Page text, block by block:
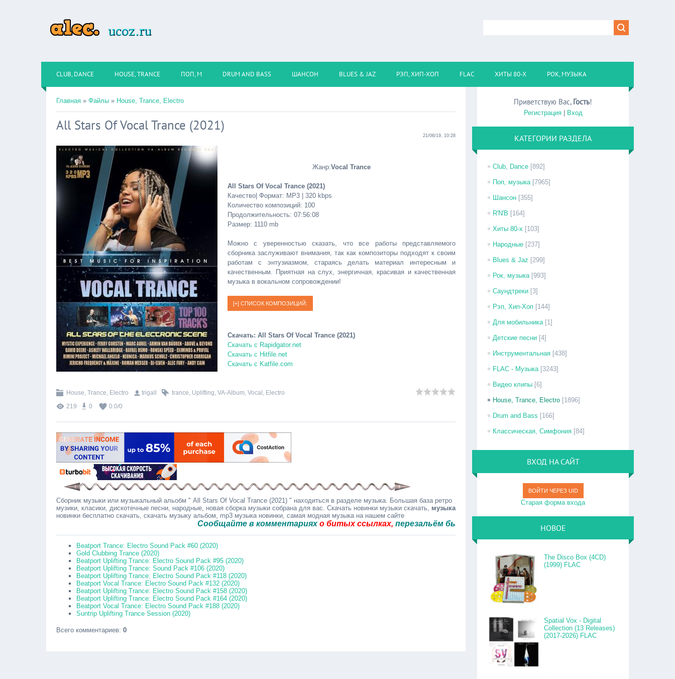
CLUB, DANCE HOUSE, TRANCE ПОП, М DRUM AND BASS ШАНСОН BLUES & JAZ РЭП, ХИП-ХОП FLAC ХИТЫ 80-Х РОК, МУЗЫКА
Главная » Файлы » House, Trance, Electro
All Stars Of Vocal Trance (2021)
21/06/19, 10:28
Жанр:Vocal Trance
All Stars Of Vocal Trance (2021)
Качество| Формат: MP3 | 320 kbps
Количество композиций: 100
Продолжительность: 07:56:08
Размер: 1110 mb
Можно с уверенностью сказать, что все работы представляемого
сборника заслуживают внимания, так как композиторы подходят к своим
работам с энтузиазмом, стараясь делать материал интересным и
качественным. Приятная на слух, энергичная, красивая и качественная
музыка в вокальном сопровождении!
Скачать: All Stars Of Vocal Trance (2021)
Скачать с Rapidgator.net
Скачать с Hitfile.net
Скачать с Katfile.com
House, Trance, Electro trigall trance, Uplifting, VA-Album, Vocal , Electro
219
0 0.0/0
Сборник музыки или музыкальный альобм " All Stars Of Vocal Trance (2021) " находиться в разделе музыка. Большая база ретро
музики, класики, дискотечные песни, народные, новая сборка музыки собрана для вас. Скачать новинки музыки скачать, музыка
новинки бесплатно скачать, скачать музыку альбом, mp3 музыка новинки, самая модная музыка на нашем сайте
Сообщайте в комментарияхо битых ссылках,перезальём быстро.
Beatport Trance: Electro Sound Pack #60 (2020)
Gold Clubbing Trance (2020)
Beatport Uplifting Trance: Electro Sound Pack #95 (2020)
Beatport Uplifting Trance: Sound Pack #106 (2020)
Beatport Uplifting Trance: Electro Sound Pack #118 (2020)
Beatport Vocal Trance: Electro Sound Pack #132 (2020)
Beatport Uplifting Trance: Electro Sound Pack #158 (2020)
Beatport Uplifting Trance: Electro Sound Pack #164 (2020)
Beatport Vocal Trance: Electro Sound Pack #188 (2020)
Suntrip Uplifting Trance Session (2020)
Всего комментариев: 0
Приветствую Вас, Гость!
Регистрация| Вход
КАТЕГОРИИ РАЗДЕЛА
Club, Dance [892]
Поп, музыка [7965]
Шансон [355]
R'N'B [164]
Хиты 80-х [103]
Народные [237]
Blues & Jaz [299]
Рок, музыка [993]
Саундтреки [3]
Рэп, Хип-Хоп [144]
Для мобильника [1]
Детские песни [4]
Инструментальная [438]
FLAC - Музыка [3243]
Видео клипы [6]
House, Trance, Electro [1896]
Drum and Bass [166]
Классическая, Симфония [84]
ВХОД НА САЙТ
ВОЙТИ ЧЕРЕЗ UID
Старая форма входа
НОВОЕ
The Disco Box (4CD)
(1999) FLAC
Spatial Vox - Digital
Collection (13 Releases)
(2017-2026) FLAC